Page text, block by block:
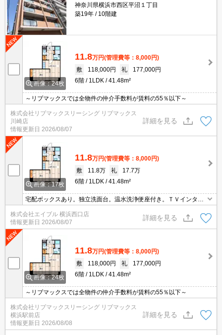
神奈川県横浜市西区平沼１丁目
築19年
10階建
画像：24枚
11.8万円(管理費等：8,000円)
敷
118,000円 礼
177,000円
6階
1LDK 41.48m²
～リブマックスでは全物件の仲介手数料が賃料の55％以下～
株式会社リブマックスリーシング リブマックス
川崎店
情報更新日 2026/08/07
詳細を見る
画像：17枚
11.8万円(管理費等：8,000円)
敷
11.8万 礼
17.7万
6階
1LDK 41.48m²
宅配ボックスあり。独立洗面台。温水洗浄便座付き。ＴＶインター
ホン付き。
株式会社エイブル 横浜西口店
情報更新日 2026/08/07
詳細を見る
画像：24枚
11.8万円(管理費等：8,000円)
敷
118,000円 礼
177,000円
6階
1LDK 41.48m²
～リブマックスでは全物件の仲介手数料が賃料の55％以下～
株式会社リブマックスリーシング リブマックス
横浜駅前店
情報更新日 2026/08/08
詳細を見る